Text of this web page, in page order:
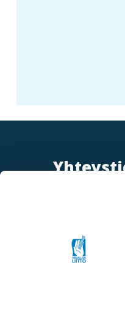
Telefonväxel
09 613 191
e-post